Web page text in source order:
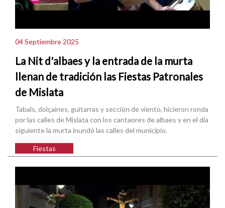
04 Septiembre 2025
La Nit d'albaes y la entrada de la murta
llenan de tradición las Fiestas Patronales
de Mislata
Tabals, dolçaines, guitarras y sección de viento, hicieron ronda
por las calles de Mislata con los cantaores de albaes y en el día
siguiente la murta inundó las calles del municipio.
Fiestas